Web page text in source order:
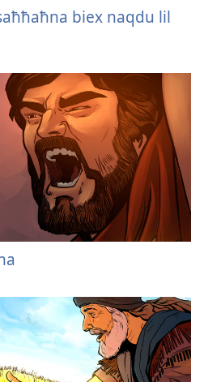
biex naqdu lil